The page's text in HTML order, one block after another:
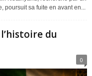
poursuit sa fuite en avant en...
du
0